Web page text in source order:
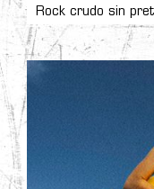
Rock crudo sin